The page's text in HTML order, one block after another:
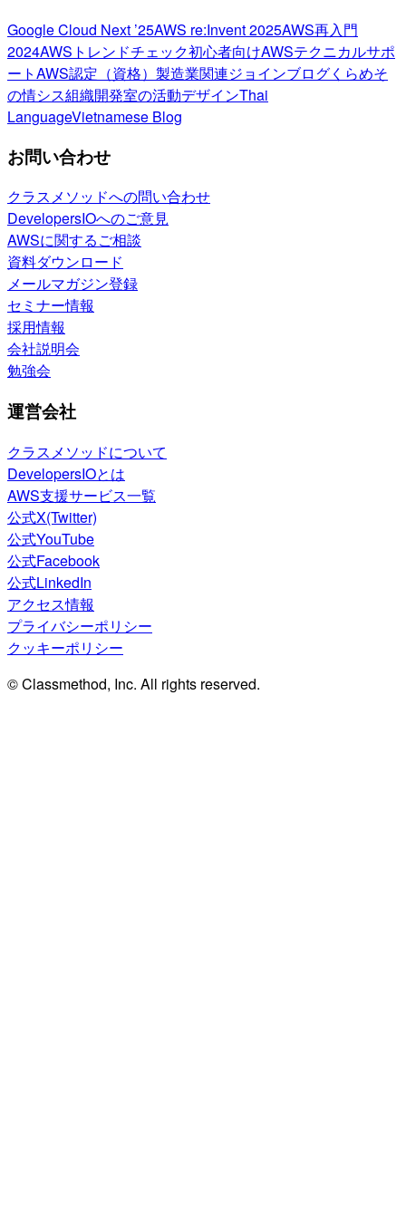
Google Cloud Next ’25AWS re:Invent 2025AWS再入門
2024AWSトレンドチェック初心者向けAWSテクニカルサポ
ートAWS認定（資格） 製造業関連ジョインブログくらめそ
の情シス組織開発室の活動デザインThai
LanguageVietnamese Blog
お問い合わせ
クラスメソッドへの問い合わせ
DevelopersIOへのご意見
AWSに関するご相談
資料ダウンロード
メールマガジン登録
セミナー情報
採用情報
会社説明会
勉強会
運営会社
クラスメソッドについて
DevelopersIOとは
AWS支援サービス一覧
公式X(Twitter)
公式YouTube
公式Facebook
公式LinkedIn
アクセス情報
プライバシーポリシー
クッキーポリシー
© Classmethod, Inc. All rights reserved.